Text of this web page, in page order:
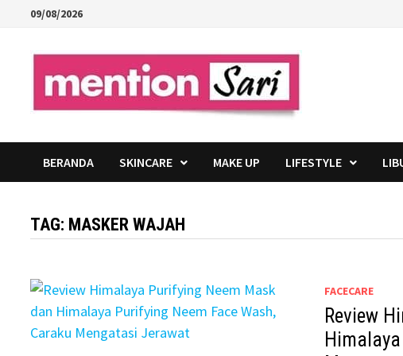
content
09/08/2026
BERANDA SKINCARE MAKE UP LIFESTYLE
TAG: MASKER WAJAH
FACECARE
Review